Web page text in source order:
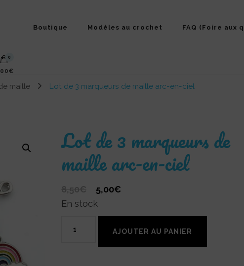
Boutique Modèles au crochet FAQ (Foire aux
0
maille Lot de 3 marqueurs de maille arc-en-ciel
Lot de 3 marqueurs de
maille arc-en-ciel
Le
prix
initial
était :
8,50€.
5,00€Le
actuel
est :
5,00€.
En stock
AJOUTER AU PANIER